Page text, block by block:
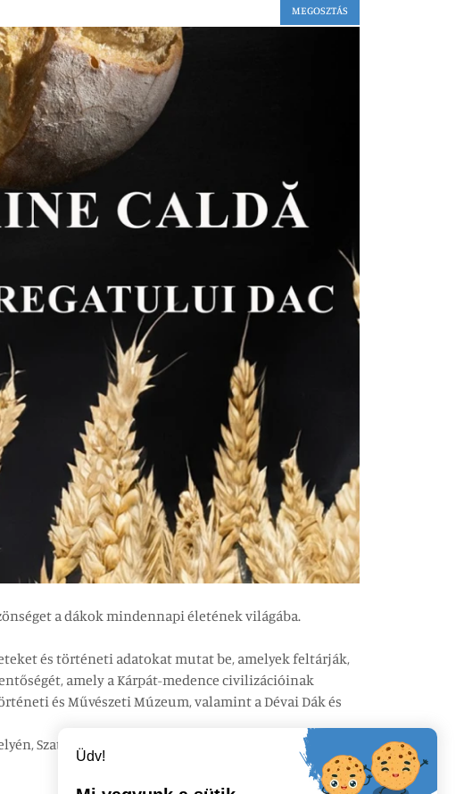
MEGOSZTÁS
a dákok mindennapi életének világába.
és történeti adatokat mutat be, amelyek feltárják,
amely a Kárpát-medence civilizációinak
és Művészeti Múzeum, valamint a Dévai Dák és
Szatmárnémetiben,
Üdv!